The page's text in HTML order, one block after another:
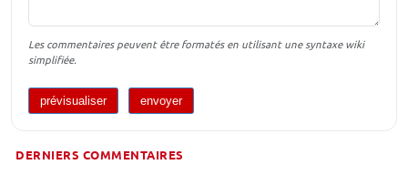
Les commentaires peuvent être formatés en utilisant une syntaxe wiki
simplifiée.
DERNIERS COMMENTAIRES